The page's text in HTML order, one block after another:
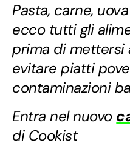
Pasta, carne,
ecco tutti gli
prima di mettersi
evitare piatti
contaminazioni
Entra nel nuovo
di Cookist